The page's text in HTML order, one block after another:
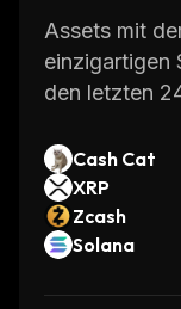
Assets mit
einzigartigen
den letzten
Cash Cat
XRP
Zcash
Solana